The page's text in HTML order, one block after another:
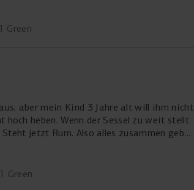
Green
aber mein Kind 3 Jahre alt will ihm nicht
heben. Wenn der Sessel zu weit stellt
jetzt Rum. Also alles zusammen gebe
Green